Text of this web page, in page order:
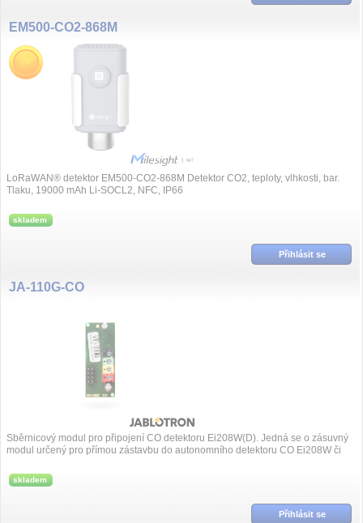
EM500-CO2-868M
LoRaWAN® detektor EM500-CO2-868M Detektor CO2, teploty, vlhkosti, bar.
Tlaku, 19000 mAh Li-SOCL2, NFC, IP66
skladem
Přihlásit se
JA-110G-CO
Sběrnicový modul pro připojení CO detektoru Ei208W(D). Jedná se o zásuvný
modul určený pro přímou zástavbu do autonomního detektoru CO Ei208W či
skladem
Přihlásit se